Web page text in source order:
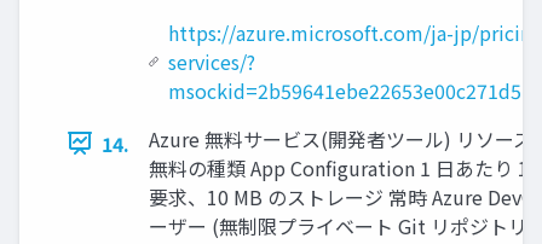
https://azure.microsoft.com/ja-jp/
services/?
14.
Azure 無料サービス(開発者ツール) リソース
無料の種類 App Configuration 1 日あたり
要求、10 MB のストレージ 常時 Azure
ーザー (無制限プライベート Git リポジトリ